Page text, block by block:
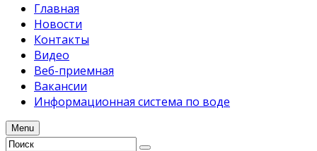
Главная
Новости
Контакты
Видео
Веб-приемная
Вакансии
Информационная система по воде
Menu